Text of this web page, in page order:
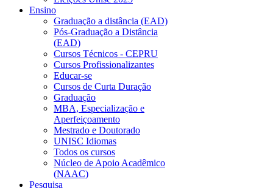
Ensino
Graduação a distância (EAD)
Pós-Graduação a Distância
(EAD)
Cursos Técnicos - CEPRU
Cursos Profissionalizantes
Educar-se
Cursos de Curta Duração
Graduação
MBA, Especialização e
Aperfeiçoamento
Mestrado e Doutorado
UNISC Idiomas
Todos os cursos
Núcleo de Apoio Acadêmico
(NAAC)
Pesquisa